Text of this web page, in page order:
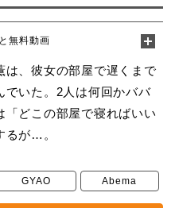
無料動画
は、彼女の部屋で遅くまで
でいた。2人は何回かババ
どこの部屋で寝ればいい
るが…。
GYAO Abema